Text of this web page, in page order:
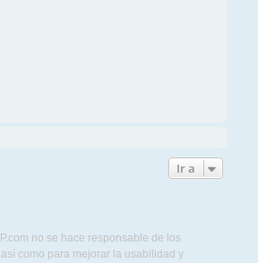
Ir a
no se hace responsable de los
como para mejorar la usabilidad y